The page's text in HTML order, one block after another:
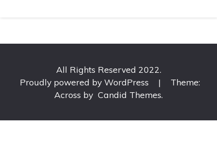
All Rights Reserved 2022.
Proudly powered by WordPress
|
Theme:
Across by Candid Themes.